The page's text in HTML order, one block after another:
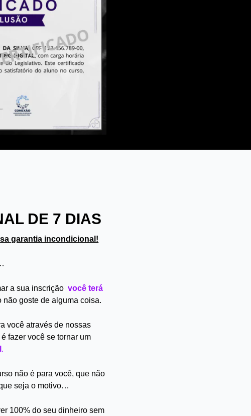
DE 7 DIAS
garantia incondicional!
a sua inscrição, você terá
não goste de alguma coisa.
você através de nossas
fazer você se tornar um
.
não é para você, que não
seja o motivo…
100% do seu dinheiro sem